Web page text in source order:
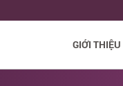
GIỚI THIỆU